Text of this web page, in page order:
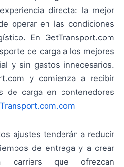
directa: la mejor
operar en las condiciones
En GetTransport.com
de carga a los mejores
y sin gastos innecesarios.
y comienza a recibir
de carga en contenedores
ajustes tenderán a reducir
de entrega y a crear
carriers que ofrezcan